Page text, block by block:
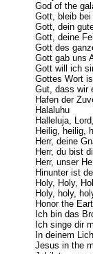
God of the
Gott, bleib bei
Gott, dein
Gott, deine
Gott des
Gott gab uns
Gott will ich
Gottes Wort
Gut, dass wir
Hafen der
Halaluhu
Halleluja,
Heilig, heilig,
Herr, deine
Herr, du bist
Herr, unser
Hinunter ist
Holy, Holy,
Holy, holy,
Honor the
Ich bin das
Ich singe dir
In deinem
Jesus in the